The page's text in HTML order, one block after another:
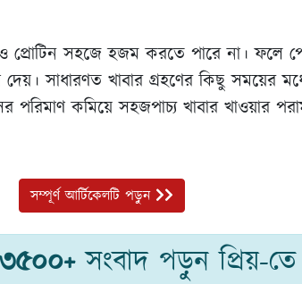
প্রোটিন সহজে হজম করতে পারে না। ফলে
দেয়। সাধারণত খাবার গ্রহণের কিছু সময়ের
পরিমাণ কমিয়ে সহজপাচ্য খাবার খাওয়ার
সম্পূর্ণ আর্টিকেলটি পড়ুন
৩৫০০+সংবাদ পড়ুন প্রিয়-তে